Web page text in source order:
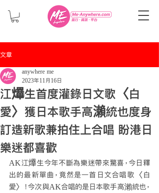
文章
江𤒹生首度灌錄日文歌〈白
愛〉獲日本歌手高瀨統也度身
訂造新歌兼拍住上合唱 盼港日
樂迷都喜歡
anywhere me
2023年11月16日
AK江𤒹生今年不斷為樂迷帶來驚喜，今日釋
出的最新單曲，竟然是一首日文合唱歌〈白
愛〉！今次與AK合唱的是日本歌手高瀨統也，